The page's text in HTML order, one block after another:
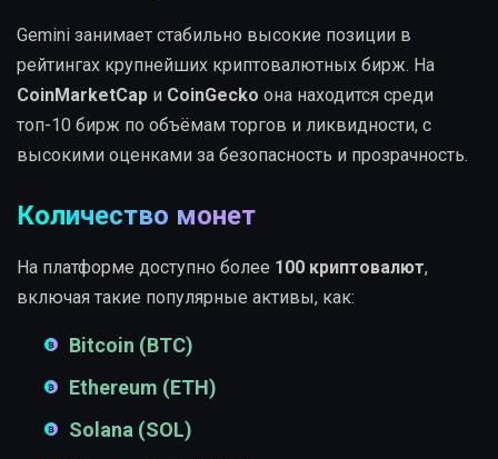
Gemini занимает стабильно высокие позиции в
рейтингах крупнейших криптовалютных бирж. На
CoinMarketCap и CoinGecko она находится среди
топ-10 бирж по объёмам торгов и ликвидности, с
высокими оценками за безопасность и прозрачность.
Количество монет
На платформе доступно более 100 криптовалют,
включая такие популярные активы, как:
Bitcoin (BTC)
Ethereum (ETH)
Solana (SOL)